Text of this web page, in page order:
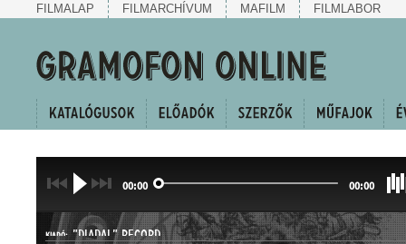
FILMALAP FILMARCHÍVUM MAFILM FILMLABOR
00:00 00:00
KIADÓ: "DIADAL" RECORD